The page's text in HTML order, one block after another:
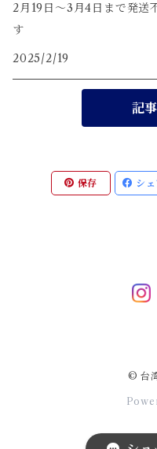
水出しボトル
2月19日〜3月4日まで発送
す
2025/2/19
記
保存 シェ
© 台